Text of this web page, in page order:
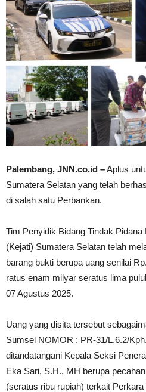
Palembang, JNN.co.id –Aplus
Sumatera Selatan yang telah
di salah satu Perbankan.
Tim Penyidik Bidang Tindak
(Kejati) Sumatera Selatan telah
barang bukti berupa uang senilai
ratus enam milyar seratus lima
07 Agustus 2025.
Uang yang disita tersebut
Sumsel NOMOR : PR-31/L.6.2/
ditandatangani Kepala Seksi
Eka Sari, S.H., MH berupa
(seratus ribu rupiah) terkait